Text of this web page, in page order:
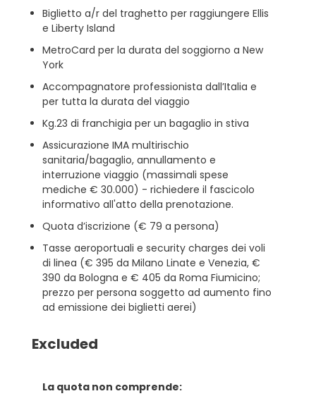
Biglietto a/r del traghetto per raggiungere Ellis
e Liberty Island
MetroCard per la durata del soggiorno a New
York
Accompagnatore professionista dall’Italia e
per tutta la durata del viaggio
Kg.23 di franchigia per un bagaglio in stiva
Assicurazione IMA multirischio
sanitaria/bagaglio, annullamento e
interruzione viaggio (massimali spese
mediche € 30.000) - richiedere il fascicolo
informativo all'atto della prenotazione.
Quota d’iscrizione (€ 79 a persona)
Tasse aeroportuali e security charges dei voli
di linea (€ 395 da Milano Linate e Venezia, €
390 da Bologna e € 405 da Roma Fiumicino;
prezzo per persona soggetto ad aumento fino
ad emissione dei biglietti aerei)
Excluded
La quota non comprende: